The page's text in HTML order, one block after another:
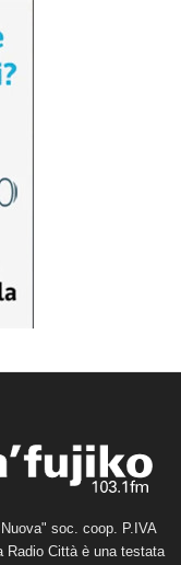
soc. coop. P.IVA
Radio Città è una testata